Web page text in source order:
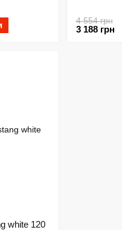
4 554 грн
3 188 грн
white 120